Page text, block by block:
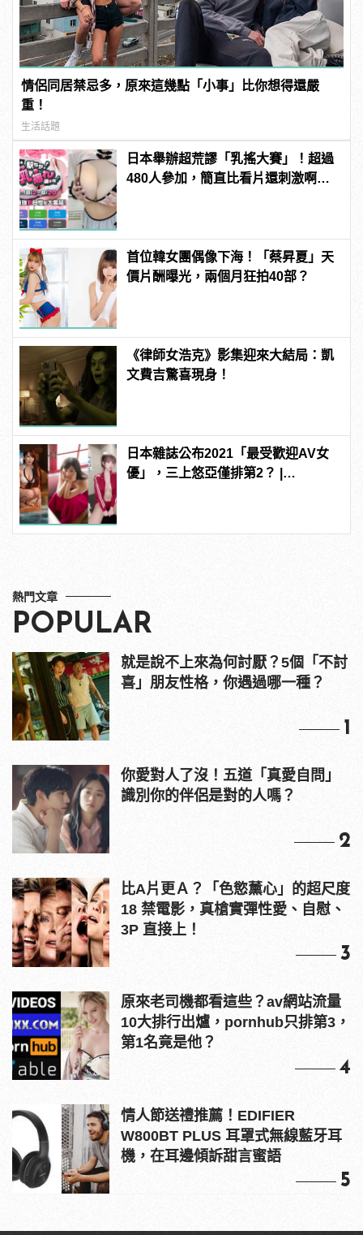
情侶同居禁忌多，原來這幾點「小事」比你想得還嚴
重！
生活話題
日本舉辦超荒謬「乳搖大賽」！超過
480人參加，簡直比看片還刺激啊！ |
首位韓女團偶像下海！「蔡昇夏」天
價片酬曝光，兩個月狂拍40部？
《律師女浩克》影集迎來大結局：凱
文費吉驚喜現身！
日本雜誌公布2021「最受歡迎AV女
優」，三上悠亞僅排第2？ |
熱門文章
POPULAR
就是說不上來為何討厭？5個「不討
喜」朋友性格，你遇過哪一種？
1
你愛對人了沒！五道「真愛自問」
識別你的伴侶是對的人嗎？
2
比A片更Ａ？「色慾薰心」的超尺度
18 禁電影，真槍實彈性愛、自慰、
3P 直接上！
3
原來老司機都看這些？av網站流量
10大排行出爐，pornhub只排第3，
第1名竟是他？
4
情人節送禮推薦！EDIFIER
W800BT PLUS 耳罩式無線藍牙耳
機，在耳邊傾訴甜言蜜語
5